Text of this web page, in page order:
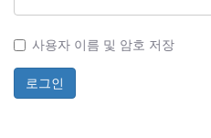
사용자 이름 및 암호 저장